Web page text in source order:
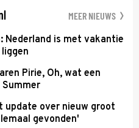
MEER NIEUWS
Nederland is met vakantie
Pirie, Oh, wat een
update over nieuw groot
gevonden'